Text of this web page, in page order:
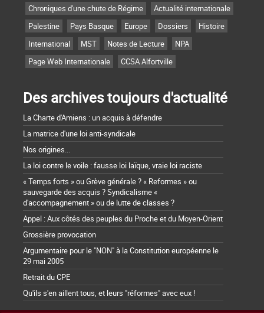
Chroniques d'une chute de Régime
Actualité internationale
Palestine
Pays Basque Europe Dossiers
Histoire
International
MST Notes de Lecture
NPA
Page Web Internationale
CCSA Alfortville
Des archives toujours d'actualité
La Charte d'Amiens : un acquis à défendre
La matrice d'une loi anti-syndicale
Nos origines...
La loi contre le voile : fausse loi laïque, vraie loi raciste
« Temps forts » ou Grève générale ? « Reformes » ou
sauvegarde des acquis ? Syndicalisme «
d'accompagnement » ou de lutte de classes ?
Appel : Aux côtés des peuples du Proche et du Moyen-Orient
Grossière provocation
Argumentaire pour le "NON" à la Constitution européenne le
29 mai 2005
Retrait du CPE
Qu'ils s'en aillent tous, et leurs "réformes" avec eux !